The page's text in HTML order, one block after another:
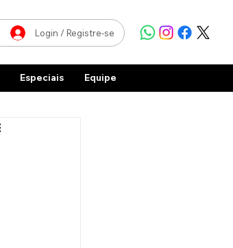
Login / Registre-se
Especiais Equipe